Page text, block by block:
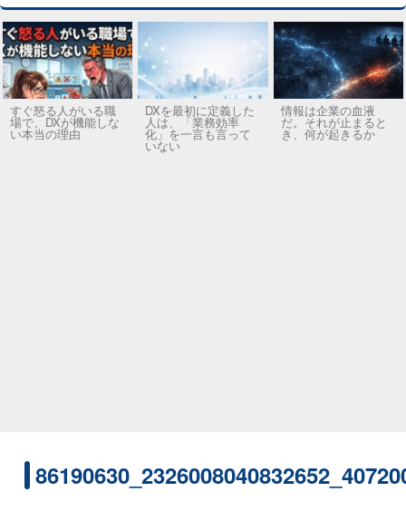
すぐ怒る人がいる職
場で、DXが機能しな
い本当の理由
DXを最初に定義した
人は、「業務効率
化」を一言も言って
いない
情報は企業の血液
だ。それが止まると
き、何が起きるか